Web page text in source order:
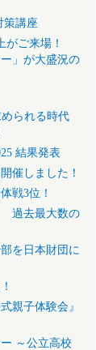
策講座
がご来場！
」が大盛況の
られる時代
結果発表
催しました！
戦3位！
過去最大数の
を日本財団に
親子体験会』
～公立高校